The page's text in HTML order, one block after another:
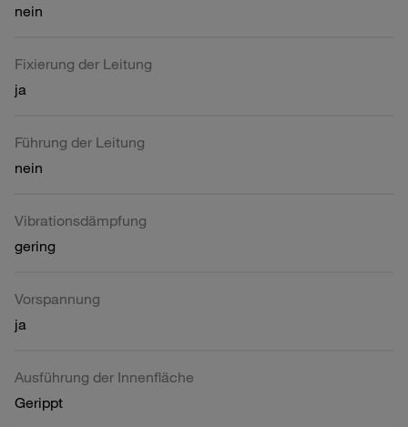
nein
Fixierung der Leitung
ja
Führung der Leitung
nein
Vibrationsdämpfung
gering
Vorspannung
ja
Ausführung der Innenfläche
Gerippt